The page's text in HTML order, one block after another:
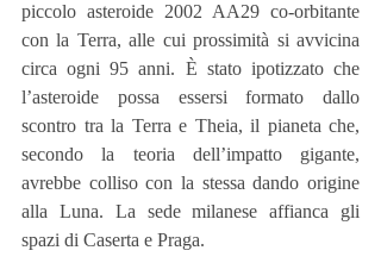
piccolo asteroide 2002 AA29 co-orbitante
con la Terra, alle cui prossimità si avvicina
circa ogni 95 anni. È stato ipotizzato che
l’asteroide possa essersi formato dallo
scontro tra la Terra e Theia, il pianeta che,
secondo la teoria dell’impatto gigante,
avrebbe colliso con la stessa dando origine
alla Luna. La sede milanese affianca gli
spazi di Caserta e Praga.